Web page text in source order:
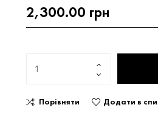
2,300.00 грн
Порівняти Додати в